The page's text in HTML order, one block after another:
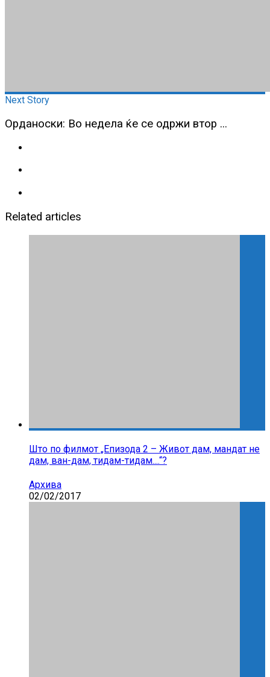
Next Story
Орданоски: Во недела ќе се одржи втор ...
Related articles
Што по филмот „Епизода 2 – Живот дам, мандат не
дам, ван-дам, тидам-тидам....“?
Архива
02/02/2017